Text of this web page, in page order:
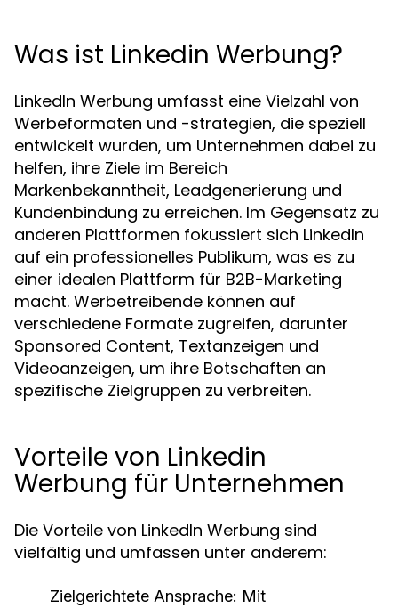
Was ist Linkedin Werbung?
LinkedIn Werbung umfasst eine Vielzahl von
Werbeformaten und -strategien, die speziell
entwickelt wurden, um Unternehmen dabei zu
helfen, ihre Ziele im Bereich
Markenbekanntheit, Leadgenerierung und
Kundenbindung zu erreichen. Im Gegensatz zu
anderen Plattformen fokussiert sich LinkedIn
auf ein professionelles Publikum, was es zu
einer idealen Plattform für B2B-Marketing
macht. Werbetreibende können auf
verschiedene Formate zugreifen, darunter
Sponsored Content, Textanzeigen und
Videoanzeigen, um ihre Botschaften an
spezifische Zielgruppen zu verbreiten.
Vorteile von Linkedin
Werbung für Unternehmen
Die Vorteile von LinkedIn Werbung sind
vielfältig und umfassen unter anderem:
Zielgerichtete Ansprache: Mit